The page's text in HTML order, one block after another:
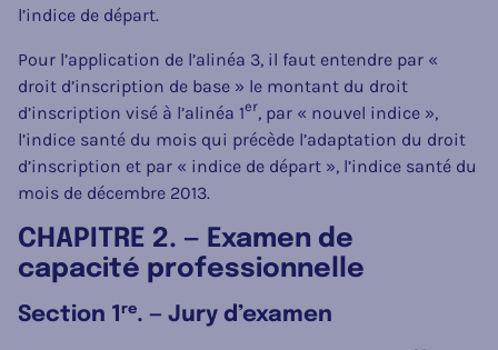
l’indice de départ.
Pour l’application de l’alinéa 3, il faut entendre par «
droit d’inscription de base » le montant du droit
d’inscription visé à l’alinéa 1er, par « nouvel indice »,
l’indice santé du mois qui précède l’adaptation du droit
d’inscription et par « indice de départ », l’indice santé du
mois de décembre 2013.
CHAPITRE 2. — Examen de
capacité professionnelle
Section 1 re. — Jury d’examen